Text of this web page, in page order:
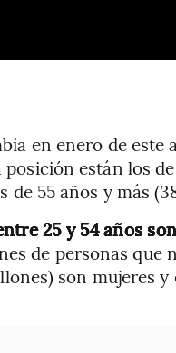
en enero de este
están los
de 55 años y más
25 y 54 años
de personas que
son mujeres